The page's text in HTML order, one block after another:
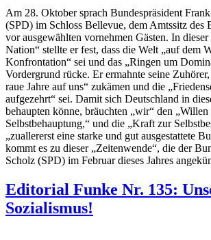
Am 28. Oktober sprach Bundespräsident
(SPD) im Schloss Bellevue, dem Amtssitz des
vor ausgewählten vornehmen Gästen. In
Nation“ stellte er fest, dass die Welt „auf dem
Konfrontation“ sei und das „Ringen um
Vordergrund rücke. Er ermahnte seine Zuhörer,
raue Jahre auf uns“ zukämen und die
aufgezehrt“ sei. Damit sich Deutschland in
behaupten könne, bräuchten „wir“ den „Willen
Selbstbehauptung,“ und die „Kraft zur
„zuallererst eine starke und gut ausgestattete
kommt es zu dieser „Zeitenwende“, die der
Scholz (SPD) im Februar dieses Jahres
Editorial Funke Nr. 135:
Sozialismus!